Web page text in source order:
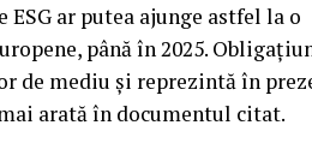
ar putea ajunge astfel la o
până în 2025.
de mediu şi reprezintă în
arată în documentul citat.